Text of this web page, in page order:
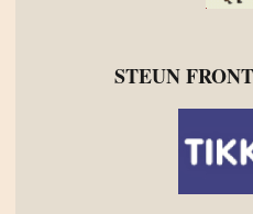
STEUN